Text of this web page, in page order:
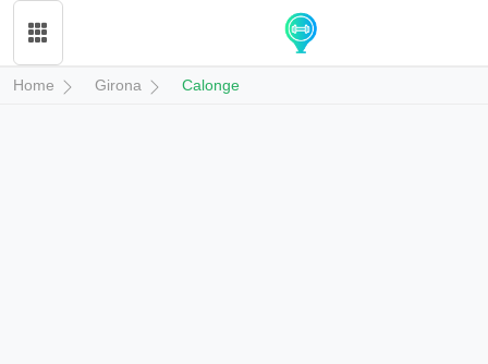
Home Girona Calonge